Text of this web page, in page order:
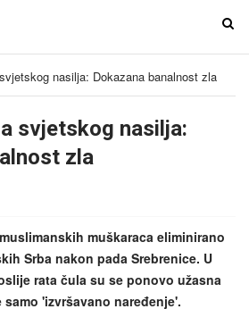
T
g
nasilja: Dokazana banalnost zla
svjetskog nasilja:
zla
muškaraca eliminirano
Srba nakon pada Srebrenice. U
rata čula su se ponovo užasna
'izvršavano naređenje'.